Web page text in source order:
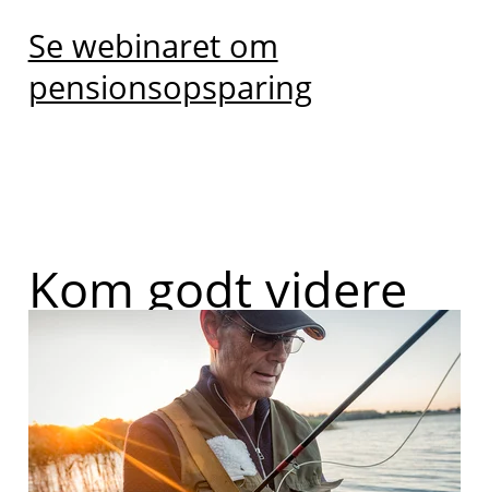
Se webinaret om
pensionsopsparing
Kom godt videre